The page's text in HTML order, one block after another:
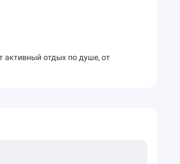
активный отдых по душе, от